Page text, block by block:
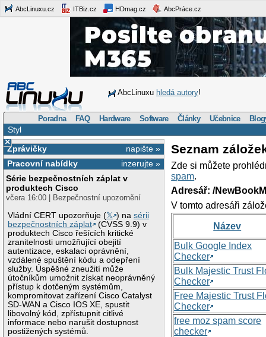
AbcLinuxu.cz ITBiz.cz HDmag.cz AbcPráce.cz
AbcLinuxu hledá autory!
Poradna FAQ Hardware Software Články Učebnice
Styl
×
napište »
Zprávičky
inzerujte »
Pracovní nabídky
Série bezpečnostních záplat v
produktech Cisco
včera 16:00 | Bezpečnostní upozornění
Vládní CERT upozorňuje (𝕏 ) nasérii
bezpečnostních záplat
(CVSS 9.9) v
produktech Cisco řešících kritické
zranitelnosti umožňující obejití
autentizace, eskalaci oprávnění,
vzdálené spuštění kódu a odepření
služby. Úspěšné zneužití může
útočníkům umožnit získat neoprávněný
přístup k dotčeným systémům,
kompromitovat zařízení Cisco Catalyst
SD-WAN a Cisco IOS XE, spustit
libovolný kód, zpřístupnit citlivé
informace nebo narušit dostupnost
postižených systémů.
Seznam
Zde si můžete
spam.
Adresář: /
V tomto adresáři
Název
Bulk Google Index
Checker
Bulk Majestic Trust
Checker
Free Majestic Trust
Checker
free moz spam score
checker